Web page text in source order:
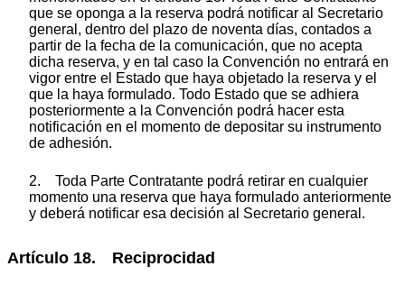
que se oponga a la reserva podrá notificar al Secretario
general, dentro del plazo de noventa días, contados a
partir de la fecha de la comunicación, que no acepta
dicha reserva, y en tal caso la Convención no entrará en
vigor entre el Estado que haya objetado la reserva y el
que la haya formulado. Todo Estado que se adhiera
posteriormente a la Convención podrá hacer esta
notificación en el momento de depositar su instrumento
de adhesión.
2. Toda Parte Contratante podrá retirar en cualquier
momento una reserva que haya formulado anteriormente
y deberá notificar esa decisión al Secretario general.
Artículo 18. Reciprocidad